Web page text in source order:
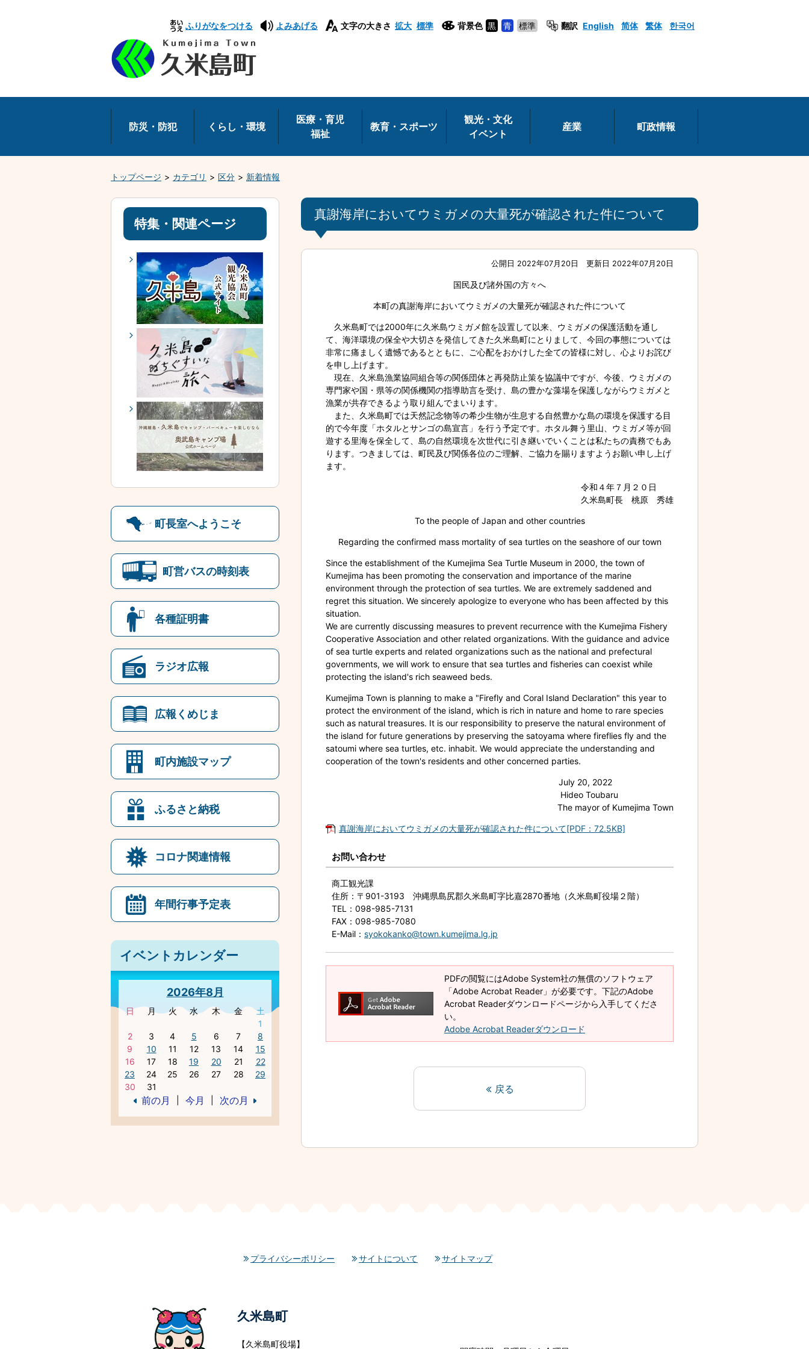
本
文
へ
移
動
ふりがなをつける よみあげる 文字の大きさ 拡大 標準 背景色 黒 青 標準 翻訳 English 简体 繁体 한국어
防災・防犯 くらし・環境
医療・育児
福祉
教育・スポーツ
観光・文化
イベント
産業 町政情報
トップページ カテゴリ 区分 新着情報
真謝海岸においてウミガメの大量死が確認された件について
公開日 2022年07月20日 更新日 2022年07月20日
国民及び諸外国の方々へ
本町の真謝海岸においてウミガメの大量死が確認された件について
久米島町では2000年に久米島ウミガメ館を設置して以来、ウミガメの保護活動を通し
て、海洋環境の保全や大切さを発信してきた久米島町にとりまして、今回の事態については
非常に痛ましく遺憾であるとともに、ご心配をおかけした全ての皆様に対し、心よりお詫び
を申し上げます。
現在、久米島漁業協同組合等の関係団体と再発防止策を協議中ですが、今後、ウミガメの
専門家や国・県等の関係機関の指導助言を受け、島の豊かな藻場を保護しながらウミガメと
漁業が共存できるよう取り組んでまいります。
また、久米島町では天然記念物等の希少生物が生息する自然豊かな島の環境を保護する目
的で今年度「ホタルとサンゴの島宣言」を行う予定です。ホタル舞う里山、ウミガメ等が回
遊する里海を保全して、島の自然環境を次世代に引き継いでいくことは私たちの責務でもあ
ります。つきましては、町民及び関係各位のご理解、ご協力を賜りますようお願い申し上げ
ます。
令和４年７月２０日
久米島町長 桃原 秀雄
To the people of Japan and other countries
Regarding the confirmed mass mortality of sea turtles on the seashore of our town
Since the establishment of the Kumejima Sea Turtle Museum in 2000, the town of
Kumejima has been promoting the conservation and importance of the marine
environment through the protection of sea turtles. We are extremely saddened and
regret this situation. We sincerely apologize to everyone who has been affected by this
situation.
We are currently discussing measures to prevent recurrence with the Kumejima Fishery
Cooperative Association and other related organizations. With the guidance and advice
of sea turtle experts and related organizations such as the national and prefectural
governments, we will work to ensure that sea turtles and fisheries can coexist while
protecting the island's rich seaweed beds.
Kumejima Town is planning to make a "Firefly and Coral Island Declaration" this year to
protect the environment of the island, which is rich in nature and home to rare species
such as natural treasures. It is our responsibility to preserve the natural environment of
the island for future generations by preserving the satoyama where fireflies fly and the
satoumi where sea turtles, etc. inhabit. We would appreciate the understanding and
cooperation of the town's residents and other concerned parties.
July 20, 2022
Hideo Toubaru
The mayor of Kumejima Town
真謝海岸においてウミガメの大量死が確認された件について[PDF：72.5KB]
お問い合わせ
商工観光課
住所 ：〒901-3193 沖縄県島尻郡久米島町字比嘉2870番地（久米島町役場２階）
TEL
：098-985-7131
FAX ：098-985-7080
E-Mail ： syokokanko@town.kumejima.lg.jp
PDFの閲覧にはAdobe System社の無償のソフトウェア
「Adobe Acrobat Reader」が必要です。下記のAdobe
Acrobat Readerダウンロードページから入手してくださ
い。
Adobe Acrobat Readerダウンロード
戻る
特集・関連ページ
町長室へようこそ
町営バスの時刻表
各種証明書
ラジオ広報
広報くめじま
町内施設マップ
ふるさと納税
コロナ関連情報
年間行事予定表
イベントカレンダー
2026年8月
日 月 火 水 木 金
土
1
2
3 4 5 6 7
8
9
10 11 12 13 14
15
16
17 18 19 20 21
22
23
24 25 26 27 28
29
30
31
前の月 今月 次の月
プライバシーポリシー サイトについて サイトマップ
久米島町
【久米島町役場】